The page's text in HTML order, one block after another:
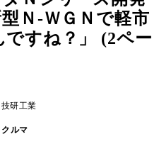
Ｎ‐ＷＧＮで軽市
すね？」 (2ペー
研工業
クルマ